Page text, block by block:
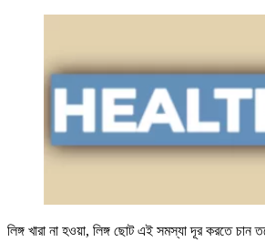
লিঙ্গ খারা না হওয়া, লিঙ্গ ছোট এই সমস্যা দূর করতে চান